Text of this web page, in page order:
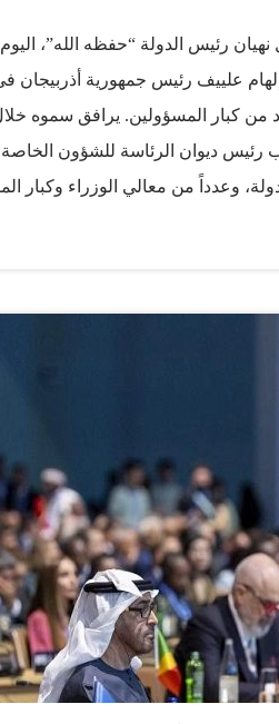
رئيس الدولة “حفظه الله”،
علييف رئيس جمهورية
كبار المسؤولين. يرافق سموه
رئيس ديوان الرئاسة للشؤون
وعدداً من معالي الوزراء وكبار